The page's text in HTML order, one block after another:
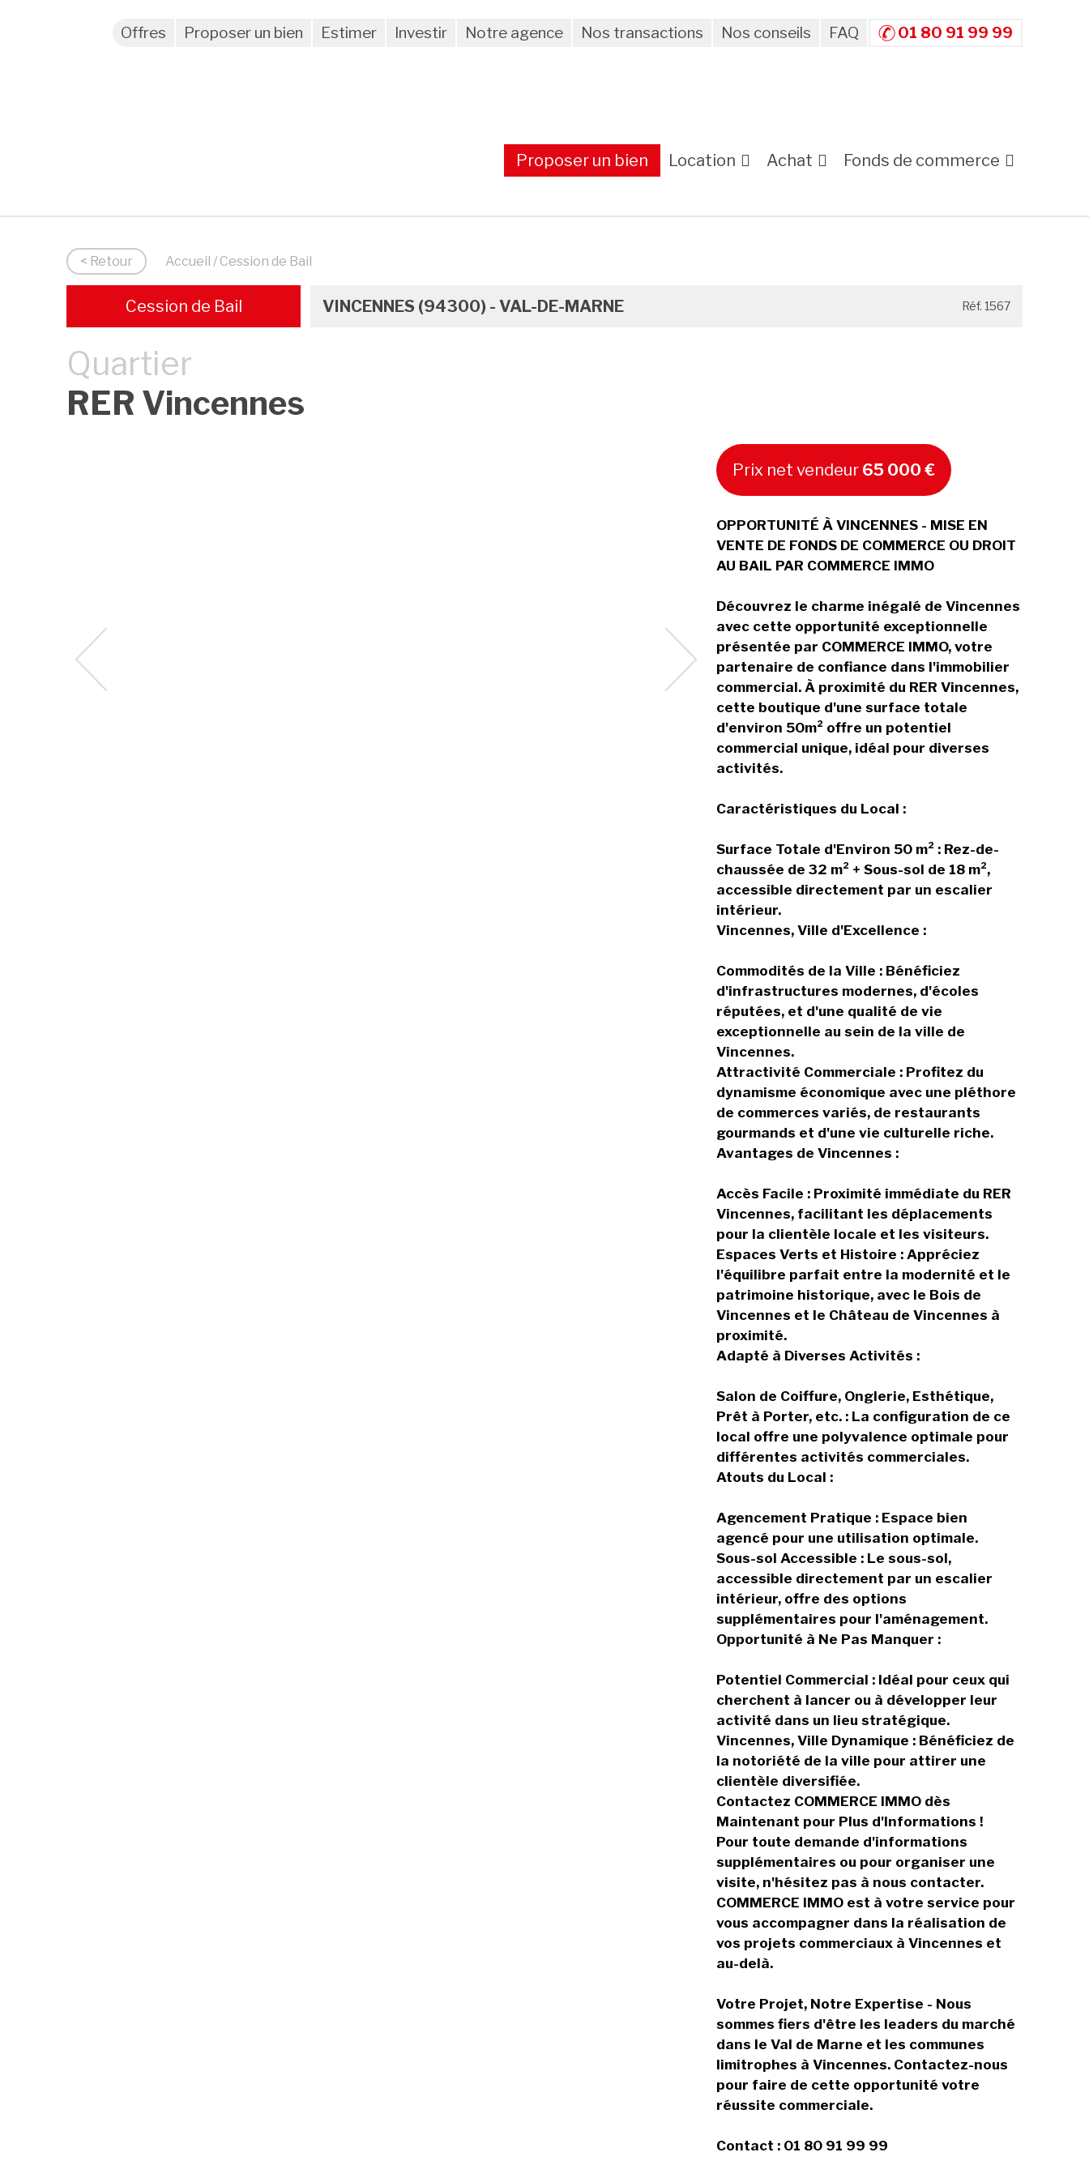
Offres Proposer un bien Estimer Investir Notre agence Nos transactions Nos conseils FAQ 01 80 91 99 99
Proposer un bien Location Achat Fonds de commerce
< Retour Accueil / Cession de Bail
Cession de Bail VINCENNES (94300) - VAL-DE-MARNE Réf. 1567
Quartier
RER Vincennes
Prix net vendeur 65 000 €
OPPORTUNITÉ À VINCENNES - MISE EN
VENTE DE FONDS DE COMMERCE OU DROIT
AU BAIL PAR COMMERCE IMMO
Découvrez le charme inégalé de Vincennes
avec cette opportunité exceptionnelle
présentée par COMMERCE IMMO, votre
partenaire de confiance dans l'immobilier
commercial. À proximité du RER Vincennes,
cette boutique d'une surface totale
d'environ 50m² offre un potentiel
commercial unique, idéal pour diverses
activités.
Caractéristiques du Local :
Surface Totale d'Environ 50 m² : Rez-de-
chaussée de 32 m² + Sous-sol de 18 m²,
accessible directement par un escalier
intérieur.
Vincennes, Ville d'Excellence :
Commodités de la Ville : Bénéficiez
d'infrastructures modernes, d'écoles
réputées, et d'une qualité de vie
exceptionnelle au sein de la ville de
Vincennes.
Attractivité Commerciale : Profitez du
dynamisme économique avec une pléthore
de commerces variés, de restaurants
gourmands et d'une vie culturelle riche.
Avantages de Vincennes :
Accès Facile : Proximité immédiate du RER
Vincennes, facilitant les déplacements
pour la clientèle locale et les visiteurs.
Espaces Verts et Histoire : Appréciez
l'équilibre parfait entre la modernité et le
patrimoine historique, avec le Bois de
Vincennes et le Château de Vincennes à
proximité.
Adapté à Diverses Activités :
Salon de Coiffure, Onglerie, Esthétique,
Prêt à Porter, etc. : La configuration de ce
local offre une polyvalence optimale pour
différentes activités commerciales.
Atouts du Local :
Agencement Pratique : Espace bien
agencé pour une utilisation optimale.
Sous-sol Accessible : Le sous-sol,
accessible directement par un escalier
intérieur, offre des options
supplémentaires pour l'aménagement.
Opportunité à Ne Pas Manquer :
Potentiel Commercial : Idéal pour ceux qui
cherchent à lancer ou à développer leur
activité dans un lieu stratégique.
Vincennes, Ville Dynamique : Bénéficiez de
la notoriété de la ville pour attirer une
clientèle diversifiée.
Contactez COMMERCE IMMO dès
Maintenant pour Plus d'Informations !
Pour toute demande d'informations
supplémentaires ou pour organiser une
visite, n'hésitez pas à nous contacter.
COMMERCE IMMO est à votre service pour
vous accompagner dans la réalisation de
vos projets commerciaux à Vincennes et
au-delà.
Votre Projet, Notre Expertise - Nous
sommes fiers d'être les leaders du marché
dans le Val de Marne et les communes
limitrophes à Vincennes. Contactez-nous
pour faire de cette opportunité votre
réussite commerciale.
Contact : 01 80 91 99 99